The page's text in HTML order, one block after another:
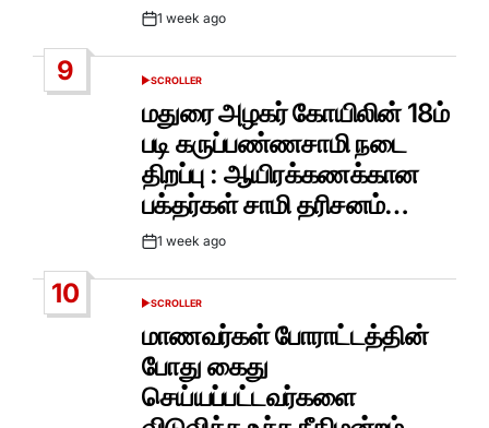
Post1 week ago
9
POSTED
SCROLLER
மதுரை அழகர் கோயிலின் 18ம்
படி கருப்பண்ணசாமி நடை
திறப்பு : ஆயிரக்கணக்கான
பக்தர்கள் சாமி தரிசனம்…
Post1 week ago
10
POSTED
SCROLLER
மாணவர்கள் போராட்டத்தின்
போது கைது
செய்யப்பட்டவர்களை